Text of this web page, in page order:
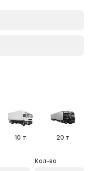
10 т 20 т
Кол-во